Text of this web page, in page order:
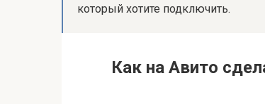
который хотите подключить.
Как на Авито